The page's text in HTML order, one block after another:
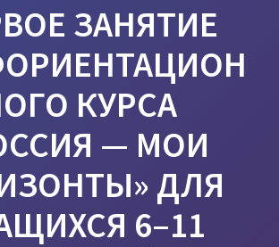
ЗАНЯТИЕ
КУРСА
— МОИ
ДЛЯ
6–11